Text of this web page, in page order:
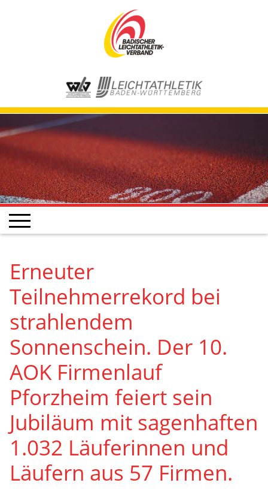
Erneuter
Teilnehmerrekord bei
strahlendem
Sonnenschein. Der 10.
AOK Firmenlauf
Pforzheim feiert sein
Jubiläum mit sagenhaften
1.032 Läuferinnen und
Läufern aus 57 Firmen.